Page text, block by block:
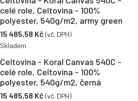
celé role, Celtovina - 100%
polyester, 540g/m2, army green
15 485,58 Kč (vč. DPH)
Skladem
Celtovina - Koral Canvas 540C -
celé role, Celtovina - 100%
polyester, 540g/m2, černá
15 485,58 Kč (vč. DPH)